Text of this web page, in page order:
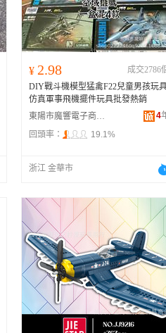
¥ 2.98
成交2786
DIY戰斗機模型猛禽F22兒童男孩玩
仿真軍事飛機擺件玩具批發熱銷
東陽市魔響電子商務商行
4
回頭率：
19.1%
浙江 金華市